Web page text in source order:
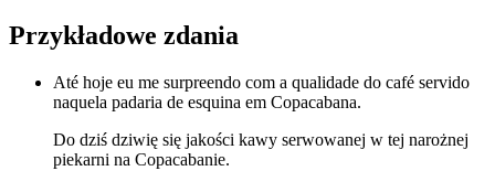
Przykładowe zdania
Até hoje eu me surpreendo com a qualidade do café servido
naquela padaria de esquina em Copacabana.
Do dziś dziwię się jakości kawy serwowanej w tej narożnej
piekarni na Copacabanie.